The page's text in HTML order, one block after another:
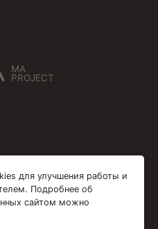
MA
PROJECT
для улучшения работы и
Подробнее об
сайтом можно